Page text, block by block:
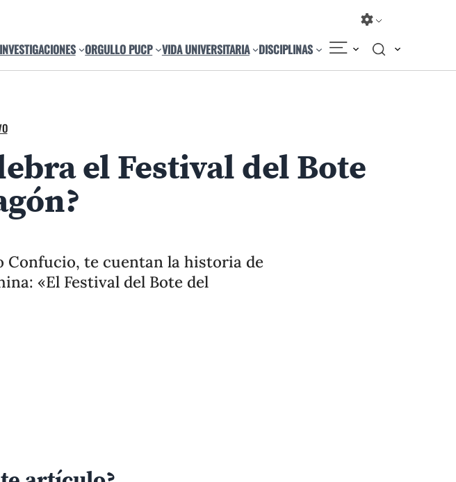
ORGULLO PUCP VIDA UNIVERSITARIA DISCIPLINAS
el Festival del Bote
Confucio, te cuentan la historia de
«El Festival del Bote del